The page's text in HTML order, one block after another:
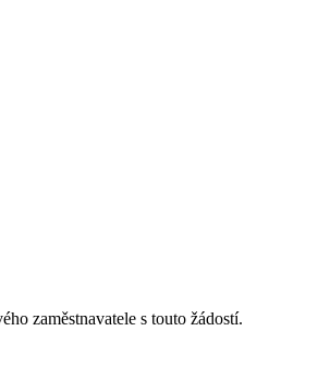
zaměstnavatele s touto žádostí.